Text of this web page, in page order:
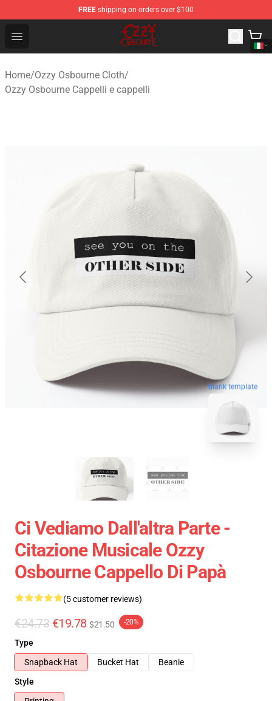
FREE shipping on orders over $100
Open menu
Ozzy Osbourne Store - Official Ozzy Osbourne
Home/Ozzy Osbourne Cloth/
Ozzy Osbourne Cappelli e cappelli
blank template
Ci Vediamo Dall'altra Parte -
Citazione Musicale Ozzy
Osbourne Cappello Di Papà
(5 customer reviews)
€24.73 €19.78 $21.50 -20%
Type
Snapback Hat
Bucket Hat
Beanie
Style